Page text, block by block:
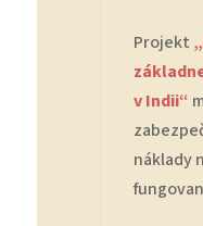
Projekt
v Indii“
náklady